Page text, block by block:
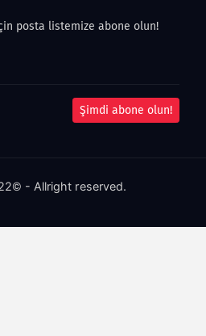
posta listemize abone olun!
Şimdi abone olun!
- Allright reserved.